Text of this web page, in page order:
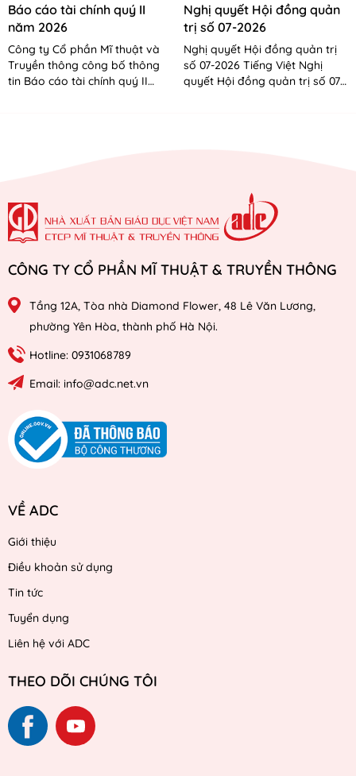
Báo cáo tài chính quý II
năm 2026
Công ty Cổ phần Mĩ thuật và
Truyền thông công bố thông
tin Báo cáo tài chính quý II
Nghị quyết Hội đồng quản
trị số 07-2026
Nghị quyết Hội đồng quản trị
số 07-2026 Tiếng Việt Nghị
quyết Hội đồng quản trị số 07-
CÔNG TY CỔ PHẦN MĨ THUẬT & TRUYỀN THÔNG
Tầng 12A, Tòa nhà Diamond Flower, 48 Lê Văn Lương,
phường Yên Hòa, thành phố Hà Nội.
Hotline: 0931068789
Email: info@adc.net.vn
VỀ ADC
Giới thiệu
Điều khoản sử dụng
Tin tức
Tuyển dụng
Liên hệ với ADC
THEO DÕI CHÚNG TÔI